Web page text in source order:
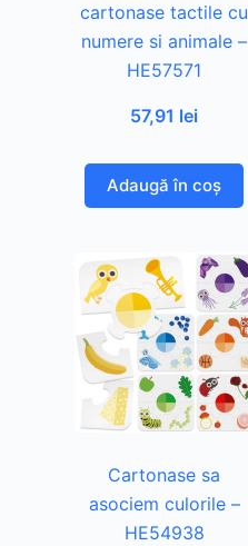
cartonase tactile cu
numere si animale –
HE57571
57,91 lei
Adaugă în coș
Cartonase sa
asociem culorile –
HE54938